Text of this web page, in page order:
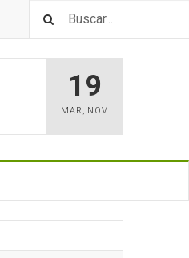
19
MAR , NOV